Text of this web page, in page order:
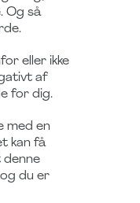
Og så
eller ikke
af
for dig.
med en
kan få
du er